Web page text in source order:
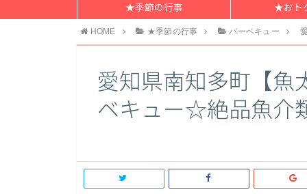
★季節の行事 ★おト
HOME ★季節の行事 バーベキュー
愛知県南知多町【魚
ベキュー☆絶品魚介